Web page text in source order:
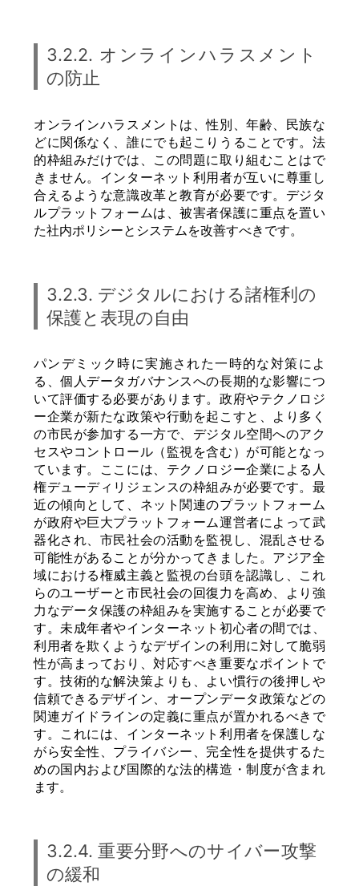
3.2.2. オンラインハラスメント
の防止
オンラインハラスメントは、性別、年齢、民族な
どに関係なく、誰にでも起こりうることです。法
的枠組みだけでは、この問題に取り組むことはで
きません。インターネット利用者が互いに尊重し
合えるような意識改革と教育が必要です。デジタ
ルプラットフォームは、被害者保護に重点を置い
た社内ポリシーとシステムを改善すべきです。
3.2.3. デジタルにおける諸権利の
保護と表現の自由
パンデミック時に実施された一時的な対策によ
る、個人データガバナンスへの長期的な影響につ
いて評価する必要があります。政府やテクノロジ
ー企業が新たな政策や行動を起こすと、より多く
の市民が参加する一方で、デジタル空間へのアク
セスやコントロール（監視を含む）が可能となっ
ています。ここには、テクノロジー企業による人
権デューディリジェンスの枠組みが必要です。最
近の傾向として、ネット関連のプラットフォーム
が政府や巨大プラットフォーム運営者によって武
器化され、市民社会の活動を監視し、混乱させる
可能性があることが分かってきました。アジア全
域における権威主義と監視の台頭を認識し、これ
らのユーザーと市民社会の回復力を高め、より強
力なデータ保護の枠組みを実施することが必要で
す。未成年者やインターネット初心者の間では、
利用者を欺くようなデザインの利用に対して脆弱
性が高まっており、対応すべき重要なポイントで
す。技術的な解決策よりも、よい慣行の後押しや
信頼できるデザイン、オープンデータ政策などの
関連ガイドラインの定義に重点が置かれるべきで
す。これには、インターネット利用者を保護しな
がら安全性、プライバシー、完全性を提供するた
めの国内および国際的な法的構造・制度が含まれ
ます。
3.2.4. 重要分野へのサイバー攻撃
の緩和